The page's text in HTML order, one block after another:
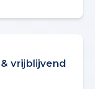
vrijblijvend